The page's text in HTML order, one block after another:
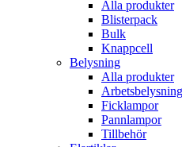
Alla produkter
Blisterpack
Bulk
Knappcell
Belysning
Alla produkter
Arbetsbelysning
Ficklampor
Pannlampor
Tillbehör